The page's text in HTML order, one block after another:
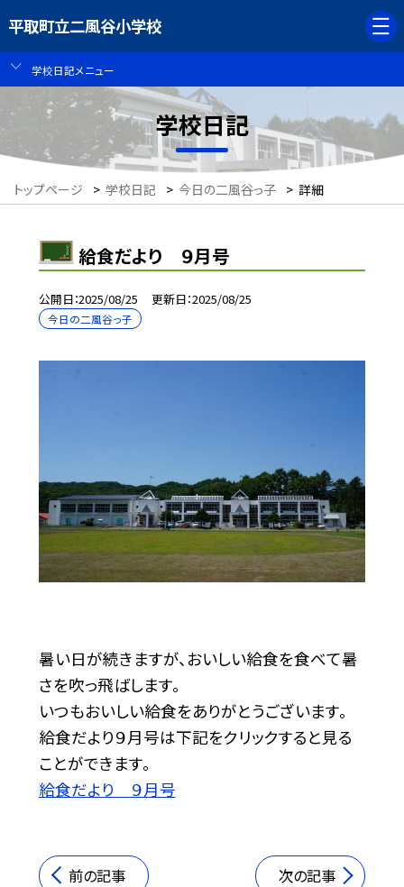
平取町立二風谷小学校
学校日記メニュー
学校日記
トップページ > 学校日記 > 今日の二風谷っ子 > 詳細
給食だより ９月号
公開日 2025/08/25 更新日 2025/08/25
今日の二風谷っ子
暑い日が続きますが、おいしい給食を食べて暑
さを吹っ飛ばします。
いつもおいしい給食をありがとうございます。
給食だより９月号は下記をクリックすると見る
ことができます。
給食だより ９月号
前の記事 次の記事